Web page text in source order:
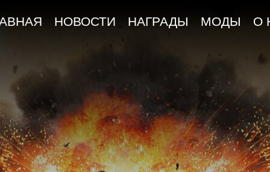
НОВОСТИ НАГРАДЫ МОДЫ О